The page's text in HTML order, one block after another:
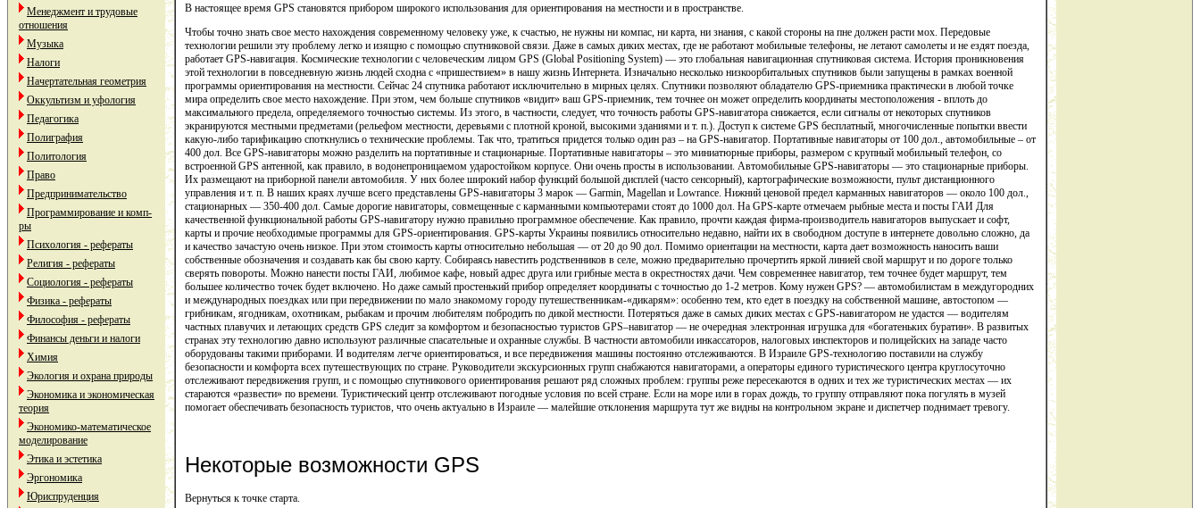
Менеджмент и трудовые
отношения
Музыка
Налоги
Начертательная геометрия
Оккультизм и уфология
Педагогика
Полиграфия
Политология
Право
Предпринимательство
Программирование и комп-
ры
Психология - рефераты
Религия - рефераты
Социология - рефераты
Физика - рефераты
Философия - рефераты
Финансы деньги и налоги
Химия
Экология и охрана природы
Экономика и экономическая
теория
Экономико-математическое
моделирование
Этика и эстетика
Эргономика
Юриспруденция
В настоящее время GPS становятся прибором широкого использования для ориентирования на местности и в пространстве.
Чтобы точно знать свое место нахождения современному человеку уже, к счастью, не нужны ни компас, ни карта, ни знания, с какой стороны на пне должен расти мох. Передовые
технологии решили эту проблему легко и изящно с помощью спутниковой связи. Даже в самых диких местах, где не работают мобильные телефоны, не летают самолеты и не ездят поезда,
работает GPS-навигация. Космические технологии с человеческим лицом GPS (Global Positioning System) — это глобальная навигационная спутниковая система. История проникновения
этой технологии в повседневную жизнь людей сходна с «пришествием» в нашу жизнь Интернета. Изначально несколько низкоорбитальных спутников были запущены в рамках военной
программы ориентирования на местности. Сейчас 24 спутника работают исключительно в мирных целях. Спутники позволяют обладателю GPS-приемника практически в любой точке
мира определить свое место нахождение. При этом, чем больше спутников «видит» ваш GPS-приемник, тем точнее он может определить координаты местоположения - вплоть до
максимального предела, определяемого точностью системы. Из этого, в частности, следует, что точность работы GPS-навигатора снижается, если сигналы от некоторых спутников
экранируются местными предметами (рельефом местности, деревьями с плотной кроной, высокими зданиями и т. п.). Доступ к системе GPS бесплатный, многочисленные попытки ввести
какую-либо тарификацию споткнулись о технические проблемы. Так что, тратиться придется только один раз – на GPS-навигатор. Портативные навигаторы от 100 дол., автомобильные – от
400 дол. Все GPS-навигаторы можно разделить на портативные и стационарные. Портативные навигаторы – это миниатюрные приборы, размером с крупный мобильный телефон, со
встроенной GPS антенной, как правило, в водонепроницаемом ударостойком корпусе. Они очень просты в использовании. Автомобильные GPS-навигаторы — это стационарные приборы.
Их размещают на приборной панели автомобиля. У них более широкий набор функций большой дисплей (часто сенсорный), картографические возможности, пульт дистанционного
управления и т. п. В наших краях лучше всего представлены GPS-навигаторы 3 марок — Garmin, Magellan и Lowrance. Нижний ценовой предел карманных навигаторов — около 100 дол.,
стационарных — 350-400 дол. Самые дорогие навигаторы, совмещенные с карманными компьютерами стоят до 1000 дол. На GPS-карте отмечаем рыбные места и посты ГАИ Для
качественной функциональной работы GPS-навигатору нужно правильно программное обеспечение. Как правило, прочти каждая фирма-производитель навигаторов выпускает и софт,
карты и прочие необходимые программы для GPS-ориентирования. GPS-карты Украины появились относительно недавно, найти их в свободном доступе в интернете довольно сложно, да
и качество зачастую очень низкое. При этом стоимость карты относительно небольшая — от 20 до 90 дол. Помимо ориентации на местности, карта дает возможность наносить ваши
собственные обозначения и создавать как бы свою карту. Собираясь навестить родственников в селе, можно предварительно прочертить яркой линией свой маршрут и по дороге только
сверять повороты. Можно нанести посты ГАИ, любимое кафе, новый адрес друга или грибные места в окрестностях дачи. Чем современнее навигатор, тем точнее будет маршрут, тем
большее количество точек будет включено. Но даже самый простенький прибор определяет координаты с точностью до 1-2 метров. Кому нужен GPS? — автомобилистам в междугородних
и международных поездках или при передвижении по мало знакомому городу путешественникам-«дикарям»: особенно тем, кто едет в поездку на собственной машине, автостопом —
грибникам, ягодникам, охотникам, рыбакам и прочим любителям побродить по дикой местности. Потеряться даже в самых диких местах с GPS-навигатором не удастся — водителям
частных плавучих и летающих средств GPS следит за комфортом и безопасностью туристов GPS–навигатор — не очередная электронная игрушка для «богатеньких буратин». В развитых
странах эту технологию давно используют различные спасательные и охранные службы. В частности автомобили инкассаторов, налоговых инспекторов и полицейских на западе часто
оборудованы такими приборами. И водителям легче ориентироваться, и все передвижения машины постоянно отслеживаются. В Израиле GPS-технологию поставили на службу
безопасности и комфорта всех путешествующих по стране. Руководители экскурсионных групп снабжаются навигаторами, а операторы единого туристического центра круглосуточно
отслеживают передвижения групп, и с помощью спутникового ориентирования решают ряд сложных проблем: группы реже пересекаются в одних и тех же туристических местах — их
стараются «развести» по времени. Туристический центр отслеживают погодные условия по всей стране. Если на море или в горах дождь, то группу отправляют пока погулять в музей
помогает обеспечивать безопасность туристов, что очень актуально в Израиле — малейшие отклонения маршрута тут же видны на контрольном экране и диспетчер поднимает тревогу.
Некоторые возможности GPS
Вернуться к точке старта.